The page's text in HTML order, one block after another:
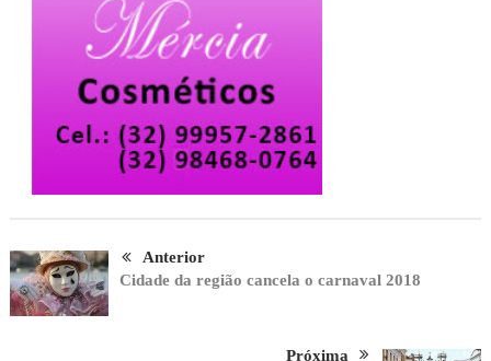
Anterior
Cidade da região cancela o carnaval 2018
Próxima